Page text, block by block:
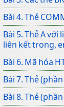
Bài 4. Thẻ
Bài 5. Thẻ A với
liên kết trong,
Bài 6. Mã hóa
Bài 7. Thẻ
Bài 8. Thẻ